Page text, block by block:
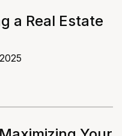
a Real Estate